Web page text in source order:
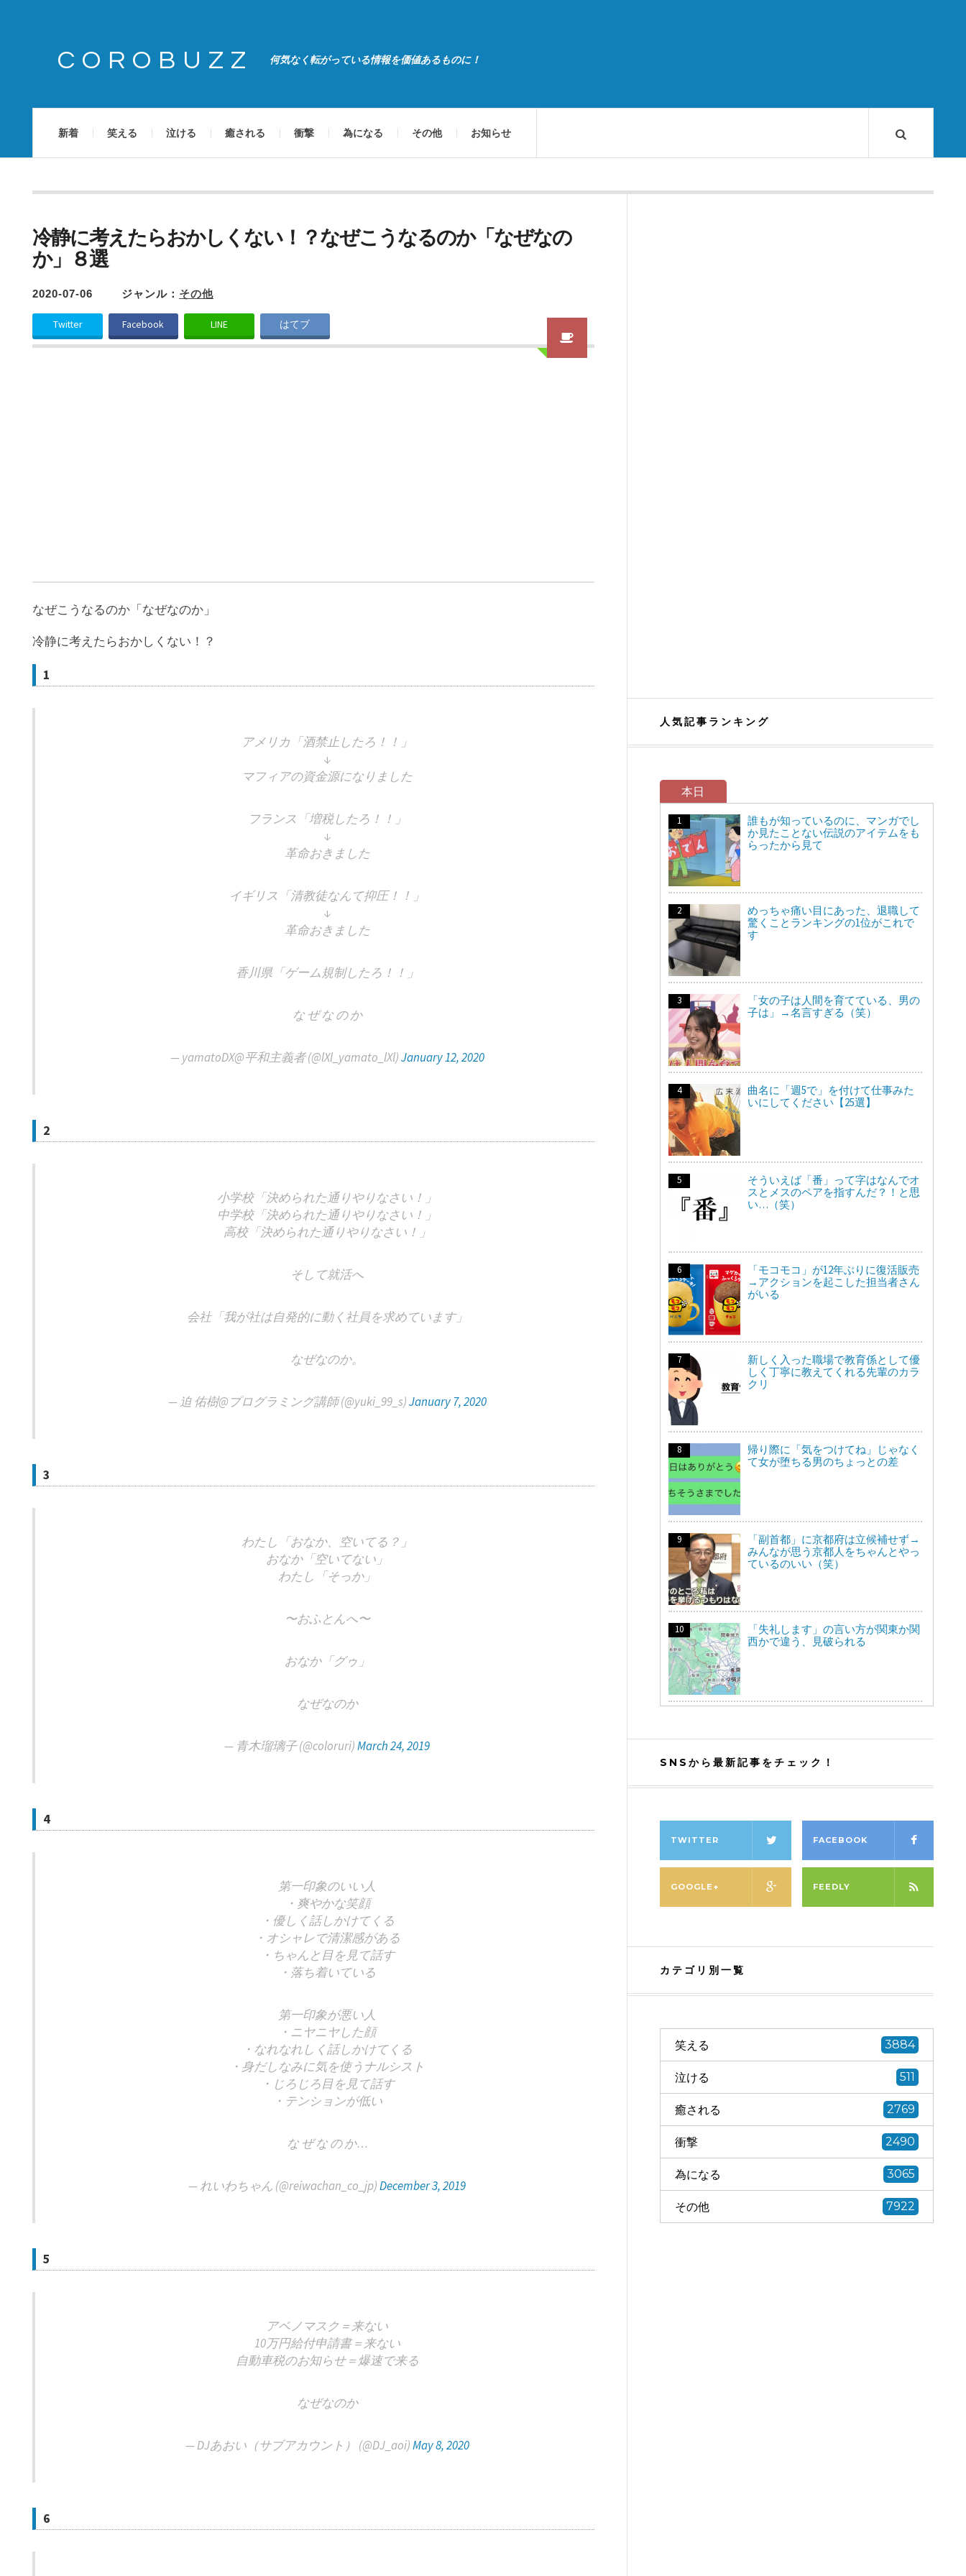
COROBUZZ 何気なく転がっている情報を価値あるものに！
新着 笑える 泣ける 癒される 衝撃 為になる その他 お知らせ
冷静に考えたらおかしくない！？なぜこうなるのか「なぜなの
か」８選
2020-07-06 ジャンル： その他
Twitter Facebook LINE はてブ
なぜこうなるのか「なぜなのか」
冷静に考えたらおかしくない！？
1
アメリカ「酒禁止したろ！！」
↓
マフィアの資金源になりました
フランス「増税したろ！！」
↓
革命おきました
イギリス「清教徒なんて抑圧！！」
↓
革命おきました
香川県「ゲーム規制したろ！！」
な ぜ な の か
— yamatoDX@平和主義者 (@lXl_yamato_lXl)January 12, 2020
2
小学校「決められた通りやりなさい！」
中学校「決められた通りやりなさい！」
高校「決められた通りやりなさい！」
そして就活へ
会社「我が社は自発的に動く社員を求めています」
なぜなのか。
— 迫 佑樹@プログラミング講師 (@yuki_99_s)January 7, 2020
3
わたし「おなか、空いてる？」
おなか「空いてない」
わたし「そっか」
〜おふとんへ〜
おなか「グゥ」
なぜなのか
— 青木瑠璃子 (@coloruri)March 24, 2019
4
第一印象のいい人
・爽やかな笑顔
・優しく話しかけてくる
・オシャレで清潔感がある
・ちゃんと目を見て話す
・落ち着いている
第一印象が悪い人
・ニヤニヤした顔
・なれなれしく話しかけてくる
・身だしなみに気を使うナルシスト
・じろじろ目を見て話す
・テンションが低い
な ぜ な の か…
— れいわちゃん (@reiwachan_co_jp)December 3, 2019
5
アベノマスク＝来ない
10万円給付申請書＝来ない
自動車税のお知らせ＝爆速で来る
なぜなのか
— DJあおい（サブアカウント） (@DJ_aoi)May 8, 2020
6
人気記事ランキング
本日
誰もが知っているのに、マンガでし
か見たことない伝説のアイテムをも
らったから見て
めっちゃ痛い目にあった、退職して
驚くことランキングの1位がこれで
す
「女の子は人間を育てている、男の
子は」→名言すぎる（笑）
曲名に「週5で」を付けて仕事みた
いにしてください【25選】
そういえば「番」って字はなんでオ
スとメスのペアを指すんだ？！と思
い…（笑）
「モコモコ」が12年ぶりに復活販売
→アクションを起こした担当者さん
がいる
新しく入った職場で教育係として優
しく丁寧に教えてくれる先輩のカラ
クリ
帰り際に「気をつけてね」じゃなく
て女が堕ちる男のちょっとの差
「副首都」に京都府は立候補せず→
みんなが思う京都人をちゃんとやっ
ているのいい（笑）
「失礼します」の言い方が関東か関
西かで違う、見破られる
SNSから最新記事をチェック！
TWITTER FACEBOOK
GOOGLE+ FEEDLY
カテゴリ別一覧
笑える 3884
泣ける 511
癒される 2769
衝撃 2490
為になる 3065
その他 7922